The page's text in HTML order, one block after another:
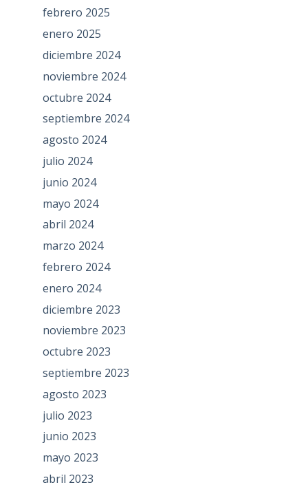
febrero 2025
enero 2025
diciembre 2024
noviembre 2024
octubre 2024
septiembre 2024
agosto 2024
julio 2024
junio 2024
mayo 2024
abril 2024
marzo 2024
febrero 2024
enero 2024
diciembre 2023
noviembre 2023
octubre 2023
septiembre 2023
agosto 2023
julio 2023
junio 2023
mayo 2023
abril 2023